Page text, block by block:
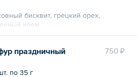
бисквит, грецкий орех,
крем.
750 ₽
праздничный
по 35 г